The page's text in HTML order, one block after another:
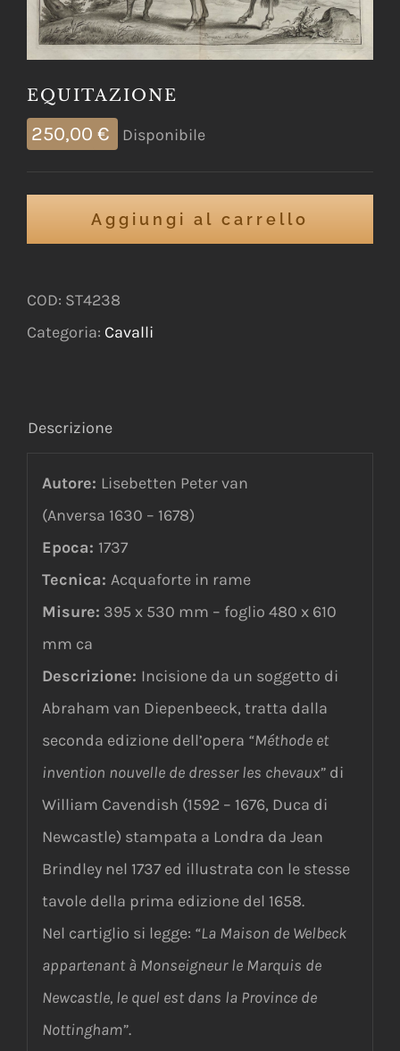
EQUITAZIONE
250,00 € Disponibile
Aggiungi al carrello
COD: ST4238
Categoria: Cavalli
Descrizione
Autore: Lisebetten Peter van
(Anversa 1630 – 1678)
Epoca: 1737
Tecnica: Acquaforte in rame
Misure: 395 x 530 mm – foglio 480 x 610
mm ca
Descrizione: Incisione da un soggetto di
Abraham van Diepenbeeck, tratta dalla
seconda edizione dell’opera “Méthode et
invention nouvelle de dresser les chevaux”di
William Cavendish (1592 – 1676, Duca di
Newcastle) stampata a Londra da Jean
Brindley nel 1737 ed illustrata con le stesse
tavole della prima edizione del 1658.
Nel cartiglio si legge: “La Maison de Welbeck
appartenant à Monseigneur le Marquis de
Newcastle, le quel est dans la Province de
Nottingham”.